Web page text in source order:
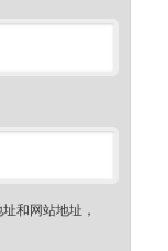
和网站地址，